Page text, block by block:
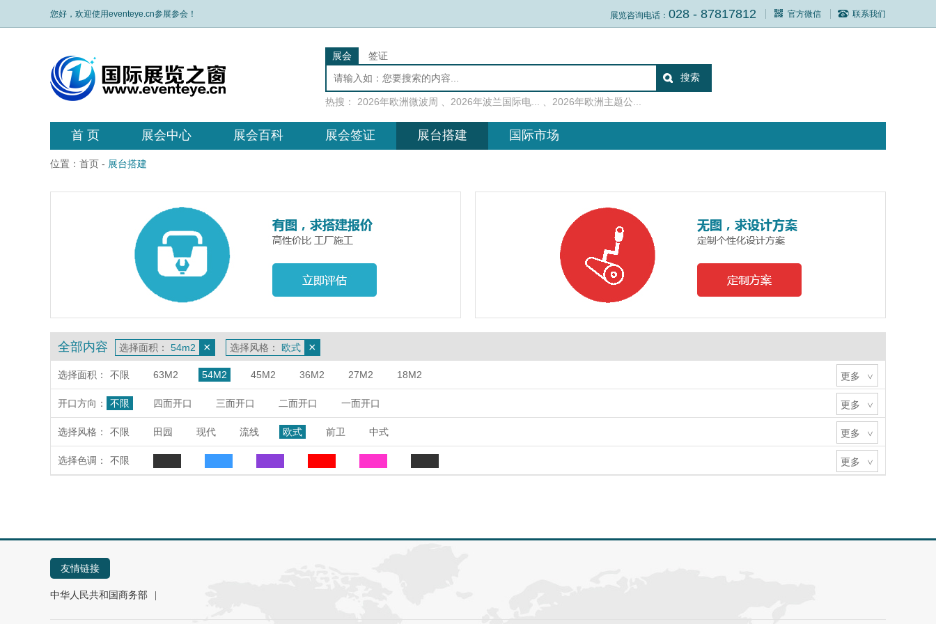
您好，欢迎使用eventeye.cn参展参会！ 展览咨询电话： 028 - 87817812 官方微信 联系我们
展会 签证
热搜： 2026年欧洲微波周 2026年波兰国际电... 2026年欧洲主题公...
首 页 展会中心 展会百科 展会签证 展台搭建 国际市场
位置： 首页 - 展台搭建
全部内容 选择面积： 54m2 × 选择风格： 欧式 ×
选择面积： 不限 63M2 54M2 45M2 36M2 27M2 18M2 更多 >
开口方向： 不限 四面开口 三面开口 二面开口 一面开口 更多 >
选择风格： 不限 田园 现代 流线 欧式 前卫 中式 更多 >
选择色调： 不限 更多 >
友情链接
中华人民共和国商务部